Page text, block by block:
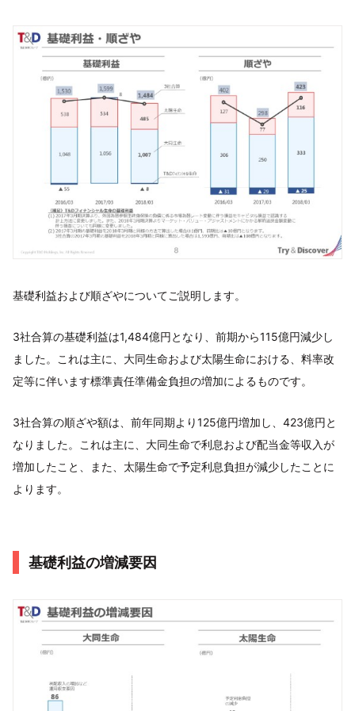
基礎利益および順ざやについてご説明します。
3社合算の基礎利益は1,484億円となり、前期から115億円減少し
ました。これは主に、大同生命および太陽生命における、料率改
定等に伴います標準責任準備金負担の増加によるものです。
3社合算の順ざや額は、前年同期より125億円増加し、423億円と
なりました。これは主に、大同生命で利息および配当金等収入が
増加したこと、また、太陽生命で予定利息負担が減少したことに
よります。
基礎利益の増減要因